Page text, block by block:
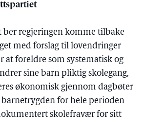
ber regjeringen komme tilbake
med forslag til lovendringer
at foreldre som systematisk og
sine barn pliktig skolegang,
økonomisk gjennom dagbøter
for hele perioden
skolefravær for sitt